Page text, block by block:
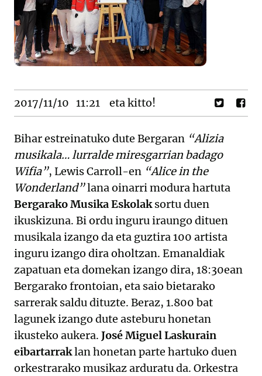
2017/11/10 11:21 eta kitto!
Bihar estreinatuko dute Bergaran “Alizia
musikala… lurralde miresgarrian badago
Wifia”, Lewis Carroll-en “Alice in the
Wonderland”lana oinarri modura hartuta
Bergarako Musika Eskolaksortu duen
ikuskizuna. Bi ordu inguru iraungo dituen
musikala izango da eta guztira 100 artista
inguru izango dira oholtzan. Emanaldiak
zapatuan eta domekan izango dira, 18:30ean
Bergarako frontoian, eta saio bietarako
sarrerak saldu dituzte. Beraz, 1.800 bat
lagunek izango dute asteburu honetan
ikusteko aukera. José Miguel Laskurain
eibartarraklan honetan parte hartuko duen
orkestrarako musikaz arduratu da. Orkestra